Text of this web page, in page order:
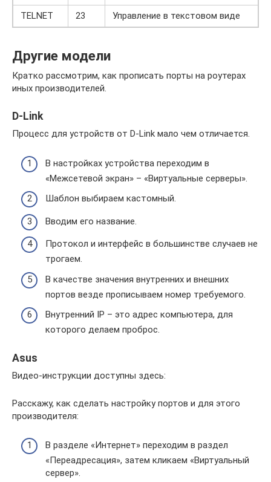
TELNET
23 Управление в текстовом виде
Другие модели
Кратко рассмотрим, как прописать порты на роутерах
иных производителей.
D-Link
Процесс для устройств от D-Link мало чем отличается.
В настройках устройства переходим в
«Межсетевой экран» – «Виртуальные серверы».
Шаблон выбираем кастомный.
Вводим его название.
Протокол и интерфейс в большинстве случаев не
трогаем.
В качестве значения внутренних и внешних
портов везде прописываем номер требуемого.
Внутренний IP – это адрес компьютера, для
которого делаем проброс.
Asus
Видео-инструкции доступны здесь:
Расскажу, как сделать настройку портов и для этого
производителя:
В разделе «Интернет» переходим в раздел
«Переадресация», затем кликаем «Виртуальный
сервер».